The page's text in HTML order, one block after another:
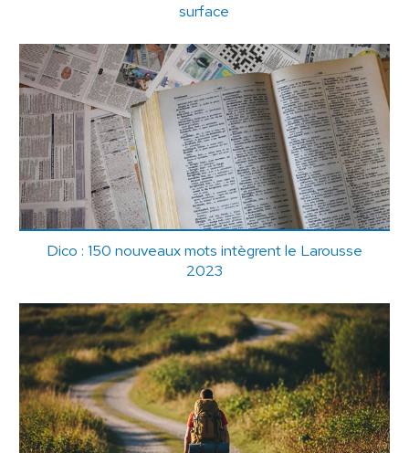
surface
Dico : 150 nouveaux mots intègrent le Larousse
2023